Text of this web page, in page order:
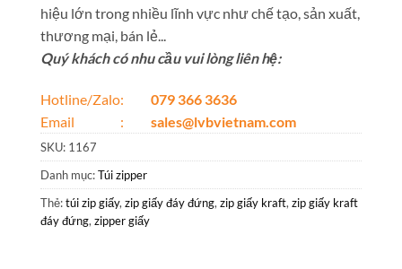
hiệu lớn trong nhiều lĩnh vực như chế tạo, sản xuất,
thương mại, bán lẻ...
Quý khách có nhu cầu vui lòng liên hệ:
Hotline/Zalo:
079 366 3636
Email :
sales@lvbvietnam.com
SKU: 1167
Danh mục:Túi zipper
Thẻ:túi zip giấy, zip giấy đáy đứng, zip giấy kraft, zip giấy kraft
đáy đứng, zipper giấy